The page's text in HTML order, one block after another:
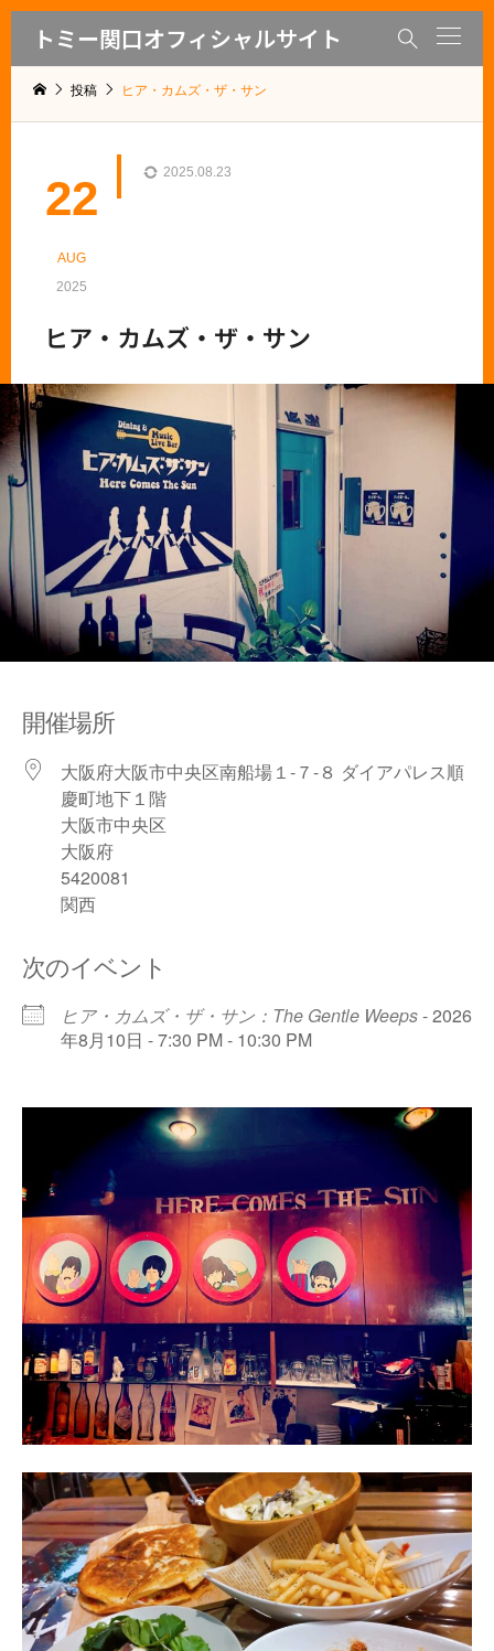
トミー関口オフィシャルサイト 
投稿 ヒア・カムズ・ザ・サン
22
AUG
2025
2025.08.23
ヒア・カムズ・ザ・サン
開催場所
大阪府大阪市中央区南船場１-７-８ ダイアパレス順
慶町地下１階
大阪市中央区
大阪府
5420081
関西
次のイベント
ヒア・カムズ・ザ・サン：The Gentle Weeps- 2026
年8月10日 - 7:30 PM - 10:30 PM